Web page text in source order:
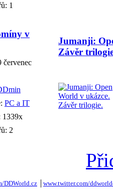
1
v
červenec
PC a IT
1339x
2
Jumanji:
Závěr
DDWorld.cz www.twitter.com/